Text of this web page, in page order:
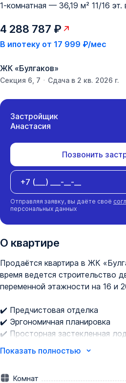
1-комнатная — 36,19 м² 11/16 эт.
4 288 787 ₽
В ипотеку от 17 999 ₽/мес
ЖК «Булгаков»
Секция 6, 7 Сдача в 2 кв. 2026 г.
Застройщик
Анастасия
Позвонить
Отправляя заявку, вы даёте своё
персональных данных
О квартире
Продаётся квартира в ЖК
время ведется строительство
переменной этажности на 16 и
✔️ Предчистовая отделка
✔️ Эргономичная планировка
✔️ Просторная застекленная
окна
Показать полностью
Комнат